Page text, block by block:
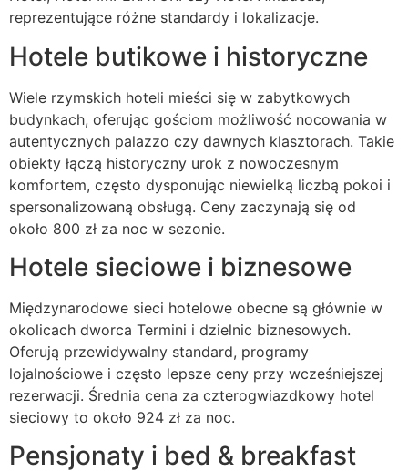
reprezentujące różne standardy i lokalizacje.
Hotele butikowe i historyczne
Wiele rzymskich hoteli mieści się w zabytkowych
budynkach, oferując gościom możliwość nocowania w
autentycznych palazzo czy dawnych klasztorach. Takie
obiekty łączą historyczny urok z nowoczesnym
komfortem, często dysponując niewielką liczbą pokoi i
spersonalizowaną obsługą. Ceny zaczynają się od
około 800 zł za noc w sezonie.
Hotele sieciowe i biznesowe
Międzynarodowe sieci hotelowe obecne są głównie w
okolicach dworca Termini i dzielnic biznesowych.
Oferują przewidywalny standard, programy
lojalnościowe i często lepsze ceny przy wcześniejszej
rezerwacji. Średnia cena za czterogwiazdkowy hotel
sieciowy to około 924 zł za noc.
Pensjonaty i bed & breakfast